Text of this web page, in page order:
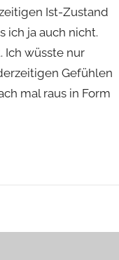
n
Ist-Zustand
ich ja auch nicht.
Ich wüsste nur
Gefühlen
mal raus in Form